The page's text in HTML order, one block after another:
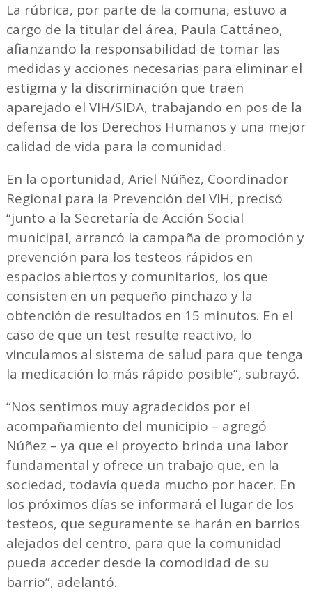
La rúbrica, por parte de la comuna, estuvo a
cargo de la titular del área, Paula Cattáneo,
afianzando la responsabilidad de tomar las
medidas y acciones necesarias para eliminar el
estigma y la discriminación que traen
aparejado el VIH/SIDA, trabajando en pos de la
defensa de los Derechos Humanos y una mejor
calidad de vida para la comunidad.
En la oportunidad, Ariel Núñez, Coordinador
Regional para la Prevención del VIH, precisó
“junto a la Secretaría de Acción Social
municipal, arrancó la campaña de promoción y
prevención para los testeos rápidos en
espacios abiertos y comunitarios, los que
consisten en un pequeño pinchazo y la
obtención de resultados en 15 minutos. En el
caso de que un test resulte reactivo, lo
vinculamos al sistema de salud para que tenga
la medicación lo más rápido posible”, subrayó.
“Nos sentimos muy agradecidos por el
acompañamiento del municipio – agregó
Núñez – ya que el proyecto brinda una labor
fundamental y ofrece un trabajo que, en la
sociedad, todavía queda mucho por hacer. En
los próximos días se informará el lugar de los
testeos, que seguramente se harán en barrios
alejados del centro, para que la comunidad
pueda acceder desde la comodidad de su
barrio”, adelantó.